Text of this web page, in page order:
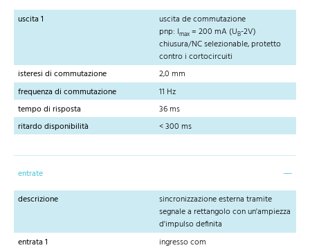
uscita 1
uscita de commutazione
pnp: Imax = 200 mA (UB-2V)
chiusura/NC selezionable, protetto
contro i cortocircuiti
isteresi di commutazione
2,0 mm
frequenza di commutazione
11 Hz
tempo di risposta
36 ms
ritardo disponibilità
< 300 ms
entrate
descrizione
sincronizzazione esterna tramite
segnale a rettangolo con un'ampiezza
d'impulso definita
entrata 1
ingresso com